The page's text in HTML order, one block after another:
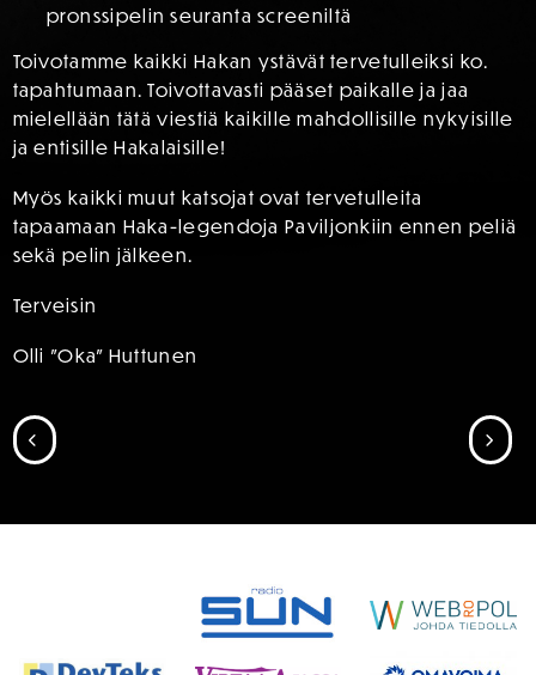
pronssipelin seuranta screeniltä
Toivotamme kaikki Hakan ystävät tervetulleiksi ko.
tapahtumaan. Toivottavasti pääset paikalle ja jaa
mielellään tätä viestiä kaikille mahdollisille nykyisille
ja entisille Hakalaisille!
Myös kaikki muut katsojat ovat tervetulleita
tapaamaan Haka-legendoja Paviljonkiin ennen peliä
sekä pelin jälkeen.
Terveisin
Olli ”Oka” Huttunen
SIIRRY EDELLISEEN